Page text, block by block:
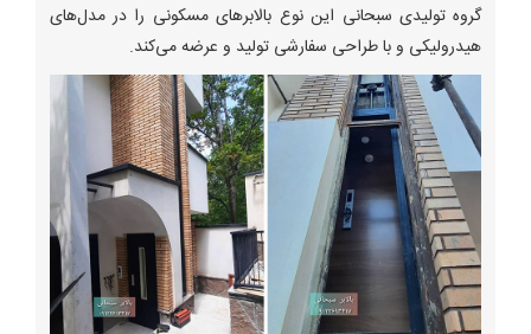
گروه تولیدی سبحانی این نوع بالابرهای مسکونی را در مدل‌های
هیدرولیکی و با طراحی سفارشی تولید و عرضه می‌کند.